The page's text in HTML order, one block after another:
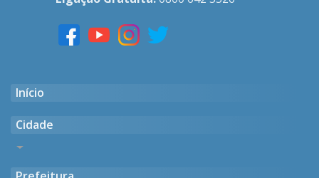
Início
Cidade